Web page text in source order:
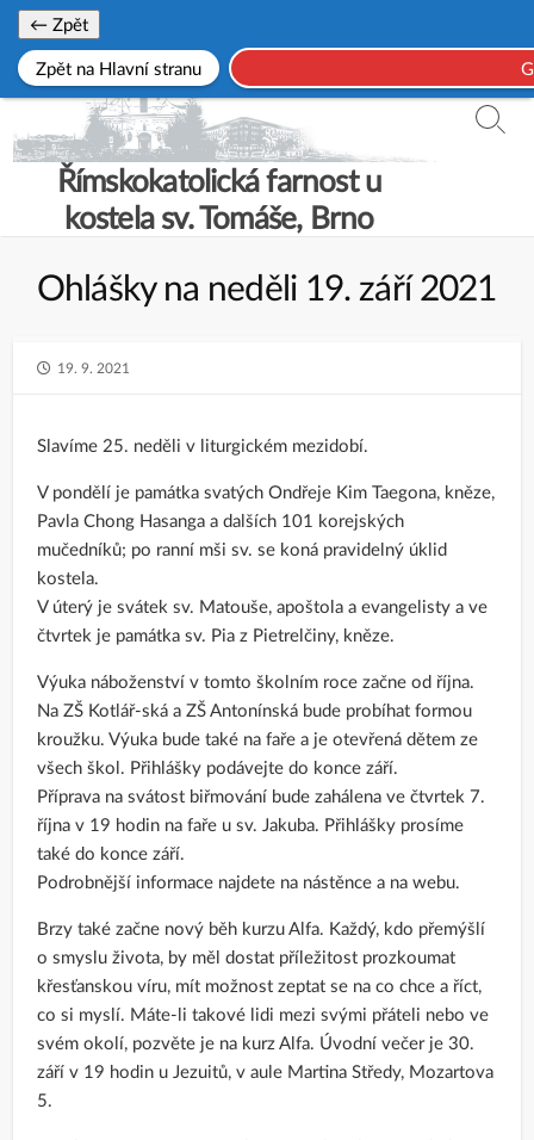
Skip
content
Římskokatolická farnost u
kostela sv. Tomáše, Brno
Ohlášky na neděli 19. září 2021
PUBLISHED
19. 9. 2021
Slavíme 25. neděli v liturgickém mezidobí.
V pondělí je památka svatých Ondřeje Kim Taegona, kněze,
Pavla Chong Hasanga a dalších 101 korejských
mučedníků; po ranní mši sv. se koná pravidelný úklid
kostela.
V úterý je svátek sv. Matouše, apoštola a evangelisty a ve
čtvrtek je památka sv. Pia z Pietrelčiny, kněze.
Výuka náboženství v tomto školním roce začne od října.
Na ZŠ Kotlář-ská a ZŠ Antonínská bude probíhat formou
kroužku. Výuka bude také na faře a je otevřená dětem ze
všech škol. Přihlášky podávejte do konce září.
Příprava na svátost biřmování bude zahálena ve čtvrtek 7.
října v 19 hodin na faře u sv. Jakuba. Přihlášky prosíme
také do konce září.
Podrobnější informace najdete na nástěnce a na webu.
Brzy také začne nový běh kurzu Alfa. Každý, kdo přemýšlí
o smyslu života, by měl dostat příležitost prozkoumat
křesťanskou víru, mít možnost zeptat se na co chce a říct,
co si myslí. Máte-li takové lidi mezi svými přáteli nebo ve
svém okolí, pozvěte je na kurz Alfa. Úvodní večer je 30.
září v 19 hodin u Jezuitů, v aule Martina Středy, Mozartova
5.
← Zpět
Zpět na Hlavní stranu